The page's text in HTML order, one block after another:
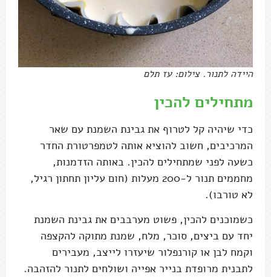
היידה לתנור. צילום: עז תלם
מתחילים להכין
כדי שיהיה קל לטרוף את גבינת השמנת עם שאר
המרכיבים, חשוב להוציא אותה לטמפרטורת החדר
כשעה לפני שמתחילים להכין. באותה הזדמנות,
מחממים תנור ל-200 מעלות (חום עליון תחתון רגיל,
לא טורבו).
כשמוכנים להכין, פשוט מערבבים את גבינת השמנת
יחד עם ביצים, סוכר, מלח, שמנת מתוקה להקצפה
וקמח לבן או קורנפלור שיעזרו לייצב, מעבירים
לתבנית מרופדת בנייר אפייה ושולחים לתנור להזהבה.